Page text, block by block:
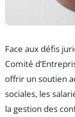
Face aux défis
Comité
offrir un soutien
sociales, les
la gestion des